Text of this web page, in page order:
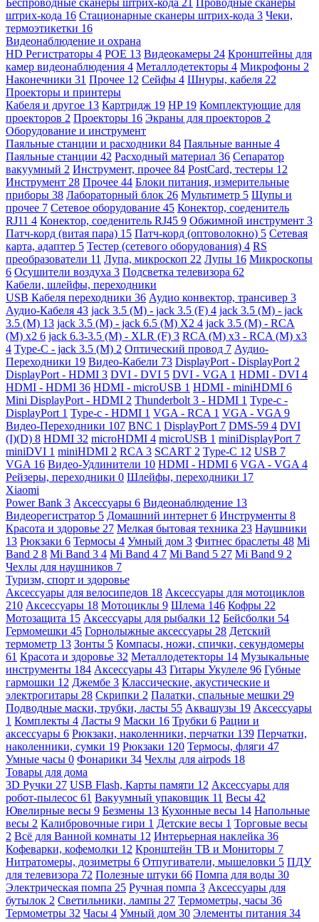
штрих-кода 16 Стационарные сканеры штрих-кода 3 Чеки,
термоэтикетки 16
Видеонаблюдение и охрана
HD Регистраторы 4 POE 13 Видеокамеры 24 Кронштейны для
камер видеонаблюдения 4 Металлодетекторы 4 Микрофоны 2
Наконечники 31 Прочее 12 Сейфы 4 Шнуры, кабеля 22
Проекторы и принтеры
Кабеля и другое 13 Картридж 19 HP 19 Комплектующие для
проекторов 2 Проекторы 16 Экраны для проекторов 2
Оборудование и инструмент
Паяльные станции и расходники 84 Паяльные ванные 4
Паяльные станции 42 Расходный материал 36 Сепаратор
вакуумный 2 Инструмент, прочее 84 PostCard, тестеры 12
Инструмент 28 Прочее 44 Блоки питания, измерительные
приборы 38 Лабораторный блок 26 Мультиметр 5 Щупы и
прочее 7 Сетевое оборудование 45 Конектор, соеденитель
RJ11 4 Конектор, соеденитель RJ45 9 Обжимной инструмент 3
Патч-корд (витая пара) 15 Патч-корд (оптоволокно) 5 Сетевая
карта, адаптер 5 Тестер (сетевого оборудования) 4 RS
преобразователи 11 Лупа, микроскоп 22 Лупы 16 Микроскопы
6 Осушители воздуха 3 Подсветка телевизора 62
Кабели, шлейфы, переходники
USB Кабеля переходники 36 Аудио конвектор, трансивер 3
Аудио-Кабеля 43 jack 3.5 (M) - jack 3.5 (F) 4 jack 3.5 (M) - jack
3.5 (M) 13 jack 3.5 (M) - jack 6.5 (M) X2 4 jack 3.5 (M) - RCA
(M) x2 6 jack 6.3-3.5 (M) - XLR (F) 3 RCA (M) x3 - RCA (M) x3
4 Type-C - jack 3.5 (M) 2 Оптический провод 7 Аудио-
Переходники 19 Видео-Кабели 73 DisplayPort - DisplayPort 2
DisplayPort - HDMI 3 DVI - DVI 5 DVI - VGA 1 HDMI - DVI 4
HDMI - HDMI 36 HDMI - microUSB 1 HDMI - miniHDMI 6
Mini DisplayPort - HDMI 2 Thunderbolt 3 - HDMI 1 Type-c -
DisplayPort 1 Type-c - HDMI 1 VGA - RCA 1 VGA - VGA 9
Видео-Переходники 107 BNC 1 DisplayPort 7 DMS-59 4 DVI
(I)(D) 8 HDMI 32 microHDMI 4 microUSB 1 miniDisplayPort 7
miniDVI 1 miniHDMI 2 RCA 3 SCART 2 Type-C 12 USB 7
VGA 16 Видео-Удлинители 10 HDMI - HDMI 6 VGA - VGA 4
Рейзеры, переходники 0 Шлейфы, переходники 17
Xiaomi
Power Bank 3 Аксессуары 6 Видеонаблюдение 13
Видеорегистратор 5 Домашний интернет 6 Инструменты 8
Красота и здоровье 27 Мелкая бытовая техника 23 Наушники
13 Рюкзаки 6 Термосы 4 Умный дом 3 Фитнес браслеты 48 Mi
Band 2 8 Mi Band 3 4 Mi Band 4 7 Mi Band 5 27 Mi Band 9 2
Чехлы для наушников 7
Туризм, спорт и здоровье
Аксессуары для велосипедов 18 Аксессуары для мотоциклов
210 Аксессуары 18 Мотоциклы 9 Шлема 146 Кофры 22
Мотозащита 15 Аксессуары для рыбалки 12 Бейсболки 54
Гермомешки 45 Горнолыжные аксессуары 28 Детский
термометр 13 Зонты 5 Компасы, ножи, спички, секундомеры
61 Красота и здоровье 32 Металлодетекторы 14 Музыкальные
инструменты 184 Аксессуары 43 Гитары Укулеле 96 Губные
гармошки 12 Джембе 3 Классические, акустические и
электрогитары 28 Скрипки 2 Палатки, спальные мешки 29
Подводные маски, трубки, ласты 55 Аквашузы 19 Аксессуары
1 Комплекты 4 Ласты 9 Маски 16 Трубки 6 Рации и
аксессуары 6 Рюкзаки, наколенники, перчатки 139 Перчатки,
наколенники, сумки 19 Рюкзаки 120 Термосы, фляги 47
Умные часы 0 Фонарики 34 Чехлы для airpods 18
Товары для дома
3D Ручки 27 USB Flash, Карты памяти 12 Аксессуары для
робот-пылесос 61 Вакуумный упаковщик 11 Весы 42
Ювелирные весы 9 Безмены 13 Кухонные весы 14 Напольные
весы 2 Калибровочные гири 1 Детские весы 1 Торговые весы
2 Всё для Ванной комнаты 12 Интерьерная наклейка 36
Кофеварки, кофемолки 12 Кронштейн ТВ и Мониторы 7
Нитратомеры, дозиметры 6 Отпугиватели, мышеловки 5 ПДУ
для телевизора 72 Полезные штуки 66 Помпа для воды 30
Электрическая помпа 25 Ручная помпа 3 Аксессуары для
бутылок 2 Светильники, лампы 27 Термометры, часы 36
Термометры 32 Часы 4 Умный дом 30 Элементы питания 34